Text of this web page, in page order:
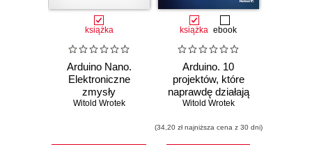
książka
Arduino Nano.
Elektroniczne
zmysły
Witold Wrotek
książka ebook
Arduino. 10
projektów, które
naprawdę działają
Witold Wrotek
(34,20 zł najniższa cena z 30 dni)